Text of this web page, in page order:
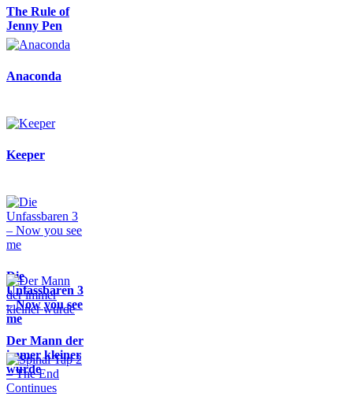
The Rule of
Jenny Pen
Anaconda
Keeper
Die
Unfassbaren 3
– Now you see
me
Der Mann der
immer kleiner
wurde